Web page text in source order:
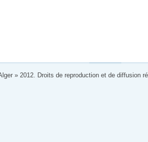
» 2012. Droits de reproduction et de diffusion